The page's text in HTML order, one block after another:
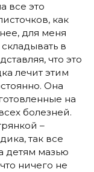
все это
как
для меня
в
что это
лечит этим
Она
на
болезней.
–
так все
детям мазью
ничего не